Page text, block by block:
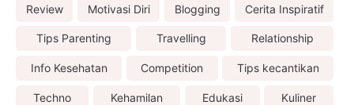
Review Motivasi Diri Blogging Cerita Inspiratif
Tips Parenting Travelling Relationship
Info Kesehatan Competition Tips kecantikan
Techno Kehamilan Edukasi Kuliner